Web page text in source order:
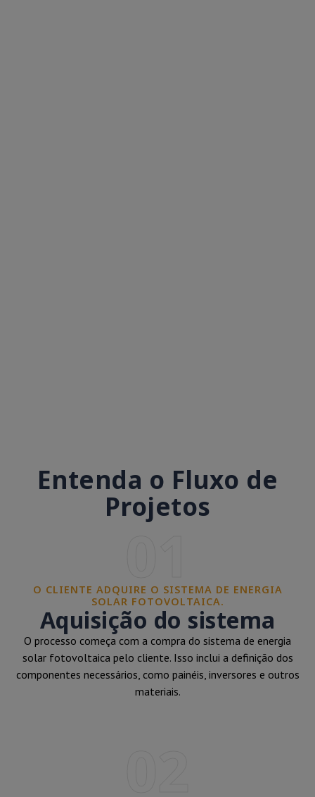
Entenda o Fluxo de
Projetos
O CLIENTE ADQUIRE O SISTEMA DE ENERGIA
SOLAR FOTOVOLTAICA.
Aquisição do sistema
O processo começa com a compra do sistema de energia
solar fotovoltaica pelo cliente. Isso inclui a definição dos
componentes necessários, como painéis, inversores e outros
materiais.